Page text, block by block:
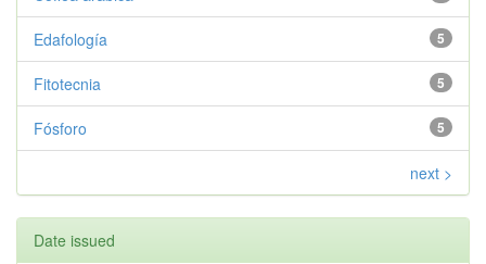
5
Edafología
5
Fitotecnia
5
Fósforo
next >
Date issued